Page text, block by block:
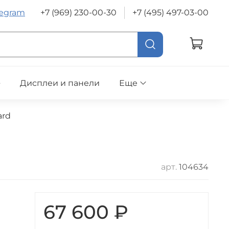
+7 (969) 230-00-30 +7 (495) 497-03-00
Дисплеи и панели Еще
арт. 104634
67 600 ₽